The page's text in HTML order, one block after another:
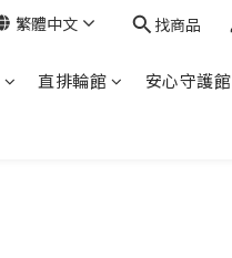
繁體中文 找商品
直排輪館
安心守護館